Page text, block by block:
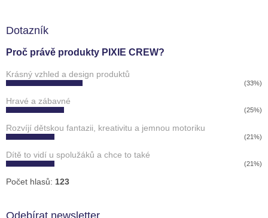
Dotazník
Proč právě produkty PIXIE CREW?
Krásný vzhled a design produktů
(33%)
Hravé a zábavné
(25%)
Rozvíjí dětskou fantazii, kreativitu a jemnou motoriku
(21%)
Dítě to vidí u spolužáků a chce to také
(21%)
Počet hlasů: 123
Odebírat newsletter